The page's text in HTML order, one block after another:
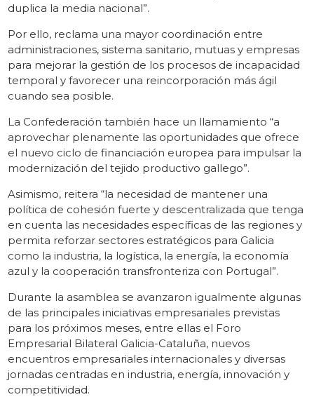
duplica la media nacional”.
Por ello, reclama una mayor coordinación entre
administraciones, sistema sanitario, mutuas y empresas
para mejorar la gestión de los procesos de incapacidad
temporal y favorecer una reincorporación más ágil
cuando sea posible.
La Confederación también hace un llamamiento “a
aprovechar plenamente las oportunidades que ofrece
el nuevo ciclo de financiación europea para impulsar la
modernización del tejido productivo gallego”.
Asimismo, reitera “la necesidad de mantener una
política de cohesión fuerte y descentralizada que tenga
en cuenta las necesidades específicas de las regiones y
permita reforzar sectores estratégicos para Galicia
como la industria, la logística, la energía, la economía
azul y la cooperación transfronteriza con Portugal”.
Durante la asamblea se avanzaron igualmente algunas
de las principales iniciativas empresariales previstas
para los próximos meses, entre ellas el Foro
Empresarial Bilateral Galicia-Cataluña, nuevos
encuentros empresariales internacionales y diversas
jornadas centradas en industria, energía, innovación y
competitividad.